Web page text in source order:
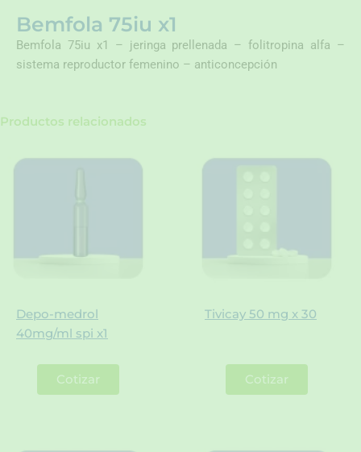
Bemfola 75iu x1
Bemfola 75iu x1 – jeringa prellenada – folitropina alfa –
sistema reproductor femenino – anticoncepción
Productos relacionados
Depo-medrol
40mg/ml spi x1
Cotizar
Tivicay 50 mg x 30
Cotizar